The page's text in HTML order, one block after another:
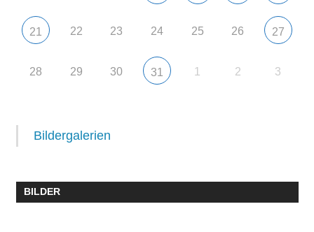
21 22 23 24 25 26 27
28 29 30 31 1 2 3
Bildergalerien
BILDER